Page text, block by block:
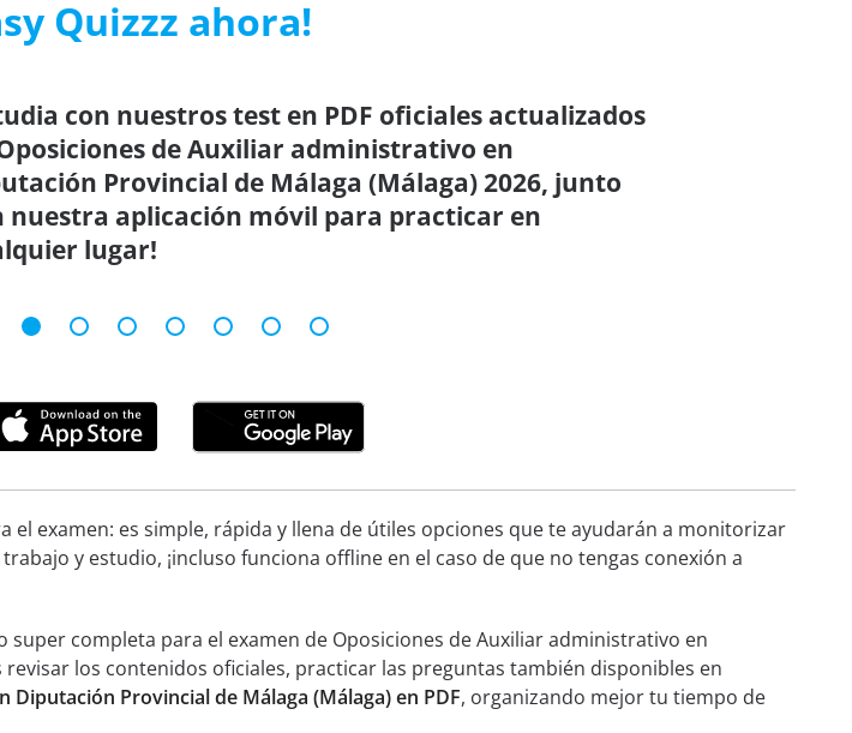
Quizzz ahora!
con nuestros test en PDF oficiales actualizados
de Auxiliar administrativo en
Provincial de Málaga (Málaga) 2026, junto
nuestra aplicación móvil para practicar en
lugar!
examen: es simple, rápida y llena de útiles opciones que te ayudarán a monitorizar
y estudio, ¡incluso funciona offline en el caso de que no tengas conexión a
completa para el examen de Oposiciones de Auxiliar administrativo en
revisar los contenidos oficiales, practicar las preguntas también disponibles en
Provincial de Málaga (Málaga) en PDF, organizando mejor tu tiempo de